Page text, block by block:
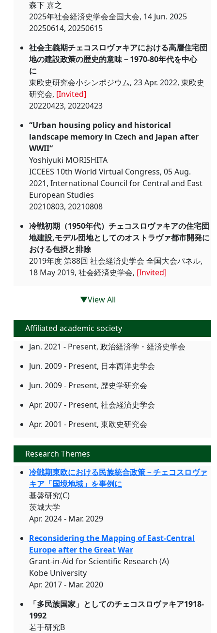
森下 嘉之
2025年社会経済史学会全国大会, 14 Jun. 2025
20250614, 20250615
社会主義期チェコスロヴァキアにおける高層住宅団
地の建設政策の歴史的意味－1970-80年代を中心
に
東欧史研究会小シンポジウム, 23 Apr. 2022, 東欧史
研究会, [Invited]
20220423, 20220423
“Urban housing policy and historical
landscape memory in Czech and Japan after
WWII“
Yoshiyuki MORISHITA
ICCEES 10th World Virtual Congress, 05 Aug.
2021, International Council for Central and East
European Studies
20210803, 20210808
冷戦初期（1950年代）チェコスロヴァキアの住宅団
地建設,モデル団地としてのオストラヴァ都市開発に
おける包摂と排除
2019年度 第88回 社会経済史学会 全国大会パネル,
18 May 2019, 社会経済史学会, [Invited]
▼View All
Affiliated academic society
Jan. 2021 - Present, 政治経済学・経済史学会
Jun. 2009 - Present, 日本西洋史学会
Jun. 2009 - Present, 歴史学研究会
Apr. 2007 - Present, 社会経済史学会
Apr. 2001 - Present, 東欧史研究会
Research Themes
冷戦期東欧における民族統合政策－チェコスロヴァ
キア「国境地域」を事例に
基盤研究(C)
茨城大学
Apr. 2024 - Mar. 2029
Reconsidering the Mapping of East-Central
Europe after the Great War
Grant-in-Aid for Scientific Research (A)
Kobe University
Apr. 2017 - Mar. 2020
「多民族国家」としてのチェコスロヴァキア1918-
1992
若手研究B